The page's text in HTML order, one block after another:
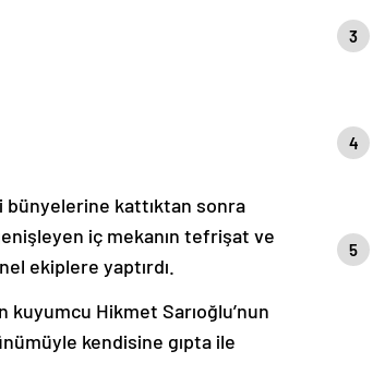
bünyelerine kattıktan sonra
iç mekanın tefrişat ve
ekiplere yaptırdı.
kuyumcu Hikmet Sarıoğlu’nun
kendisine gıpta ile
3
4
5